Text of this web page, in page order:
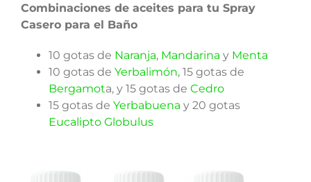
Combinaciones de aceites para tu Spray
Casero para el Baño
10 gotas de Naranja, Mandarina y Menta
10 gotas de Yerbalimón, 15 gotas de
Bergamota, y 15 gotas de Cedro
15 gotas de Yerbabuena y 20 gotas
Eucalipto Globulus